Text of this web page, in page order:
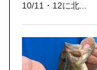
10/11・12に北...